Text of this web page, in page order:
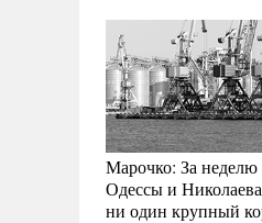
Марочко: За
Одессы и
ни один крупный